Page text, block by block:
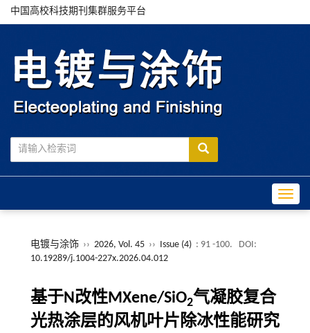
中国高校科技期刊集群服务平台
电镀与涂饰 ›› 2026, Vol. 45 ›› Issue (4) : 91 -100.
DOI:
10.19289/j.1004-227x.2026.04.012
基于N改性MXene/SiO2气凝胶复合
光热涂层的风机叶片除冰性能研究